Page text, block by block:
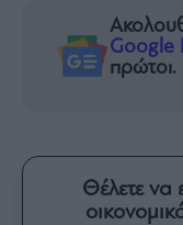
Google
πρώτοι.
Θέλετε να